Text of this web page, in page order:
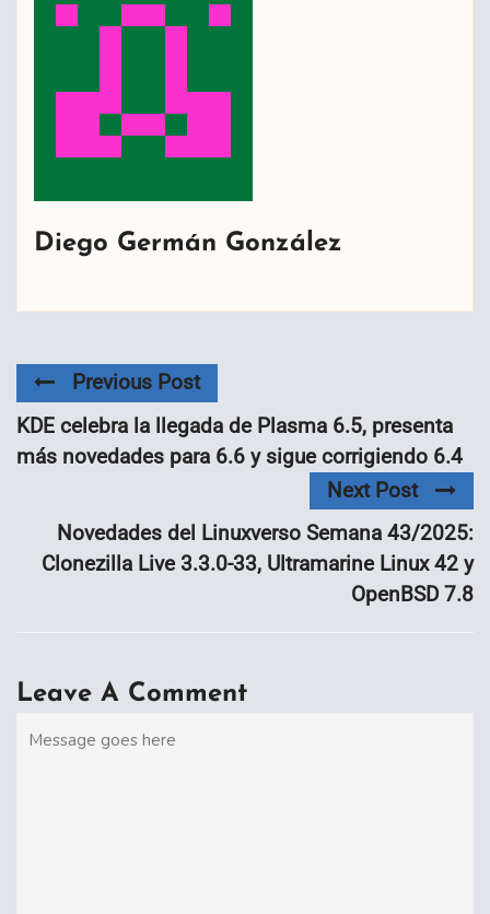
Diego Germán González
Previous Post
KDE celebra la llegada de Plasma 6.5, presenta
más novedades para 6.6 y sigue corrigiendo 6.4
Next Post
Novedades del Linuxverso Semana 43/2025:
Clonezilla Live 3.3.0-33, Ultramarine Linux 42 y
OpenBSD 7.8
Leave A Comment